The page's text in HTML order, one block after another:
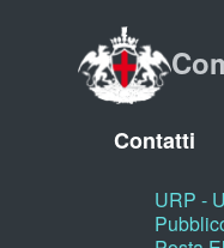
Contatti
URP -